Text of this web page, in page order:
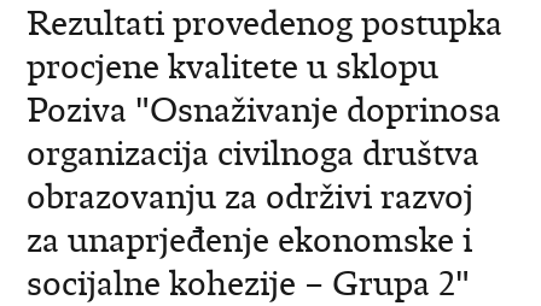
Rezultati provedenog postupka
procjene kvalitete u sklopu
Poziva "Osnaživanje doprinosa
organizacija civilnoga društva
obrazovanju za održivi razvoj
za unaprjeđenje ekonomske i
socijalne kohezije – Grupa 2"